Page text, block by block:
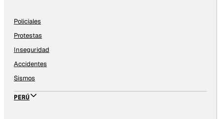
Policiales
Protestas
Inseguridad
Accidentes
Sismos
PERÚ